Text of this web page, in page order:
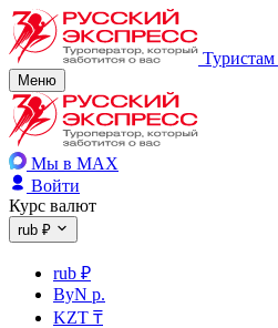
Туристам
Меню
Мы в MAX
Войти
Курс валют
rub ₽
rub ₽
ByN р.
KZT ₸